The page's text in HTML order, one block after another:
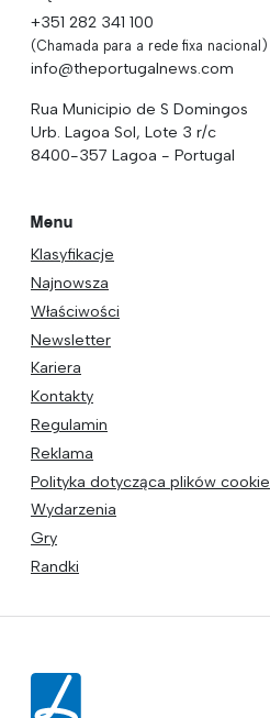
+351 282 341 100
(Chamada para a rede fixa nacional)
info@theportugalnews.com
Rua Municipio de S Domingos
Urb. Lagoa Sol, Lote 3 r/c
8400-357 Lagoa - Portugal
Menu
Klasyfikacje
Najnowsza
Właściwości
Newsletter
Kariera
Kontakty
Regulamin
Reklama
Polityka dotycząca plików cookie
Wydarzenia
Gry
Randki